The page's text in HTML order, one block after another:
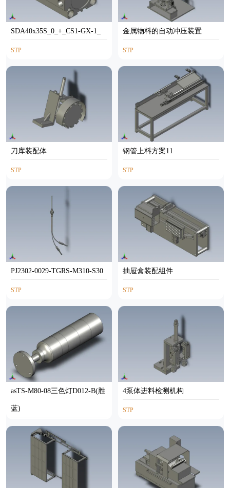
SDA40x35S_0_+_CS1-GX-1_
STP
金属物料的自动冲压装置
STP
刀库装配体
STP
钢管上料方案11
STP
PJ2302-0029-TGRS-M310-S30
STP
抽屉盒装配组件
STP
asTS-M80-08三色灯D012-B(胜
蓝)
STP
4泵体进料检测机构
STP